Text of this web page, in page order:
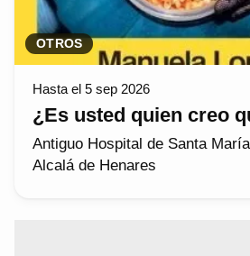
OTROS
Hasta el 5 sep 2026
¿Es usted quien creo
Antiguo Hospital de Santa
Alcalá de Henares